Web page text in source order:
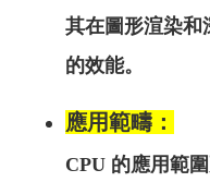
其在圖形渲染和
的效能。
應用範疇 ：
CPU 的應用範